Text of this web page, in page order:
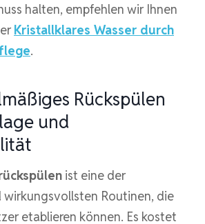
halten, empfehlen wir Ihnen
Kristallklares Wasser durch
.
Rückspülen
und
ist eine der
wirkungsvollsten Routinen, die
etablieren können. Es kostet